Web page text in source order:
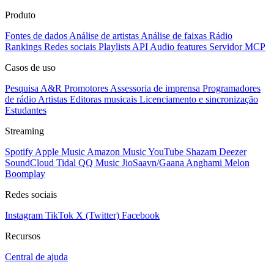
Produto
Fontes de dados Análise de artistas Análise de faixas Rádio
Rankings Redes sociais Playlists API Audio features Servidor MCP
Casos de uso
Pesquisa A&R Promotores Assessoria de imprensa Programadores
de rádio Artistas Editoras musicais Licenciamento e sincronização
Estudantes
Streaming
Spotify Apple Music Amazon MusicYouTube Shazam Deezer
SoundCloud Tidal QQ Music JioSaavn/Gaana Anghami Melon
Boomplay
Redes sociais
Instagram TikTok X (Twitter) Facebook
Recursos
Central de ajuda